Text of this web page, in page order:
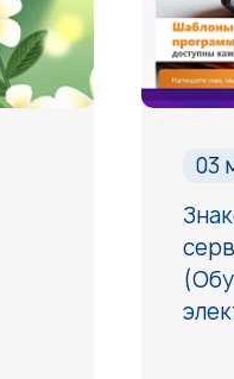
03